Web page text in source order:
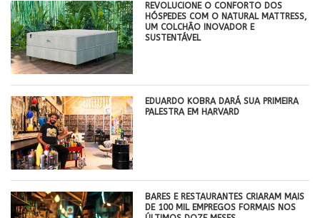
REVOLUCIONE O CONFORTO DOS
HÓSPEDES COM O NATURAL MATTRESS,
UM COLCHÃO INOVADOR E
SUSTENTÁVEL
EDUARDO KOBRA DARÁ SUA PRIMEIRA
PALESTRA EM HARVARD
BARES E RESTAURANTES CRIARAM MAIS
DE 100 MIL EMPREGOS FORMAIS NOS